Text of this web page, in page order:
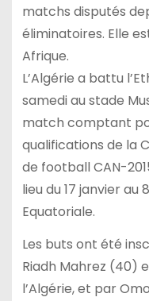
matchs disputés
éliminatoires. Elle
Afrique.
L’Algérie a battu
samedi au stade
match comptant
qualifications de la
de football CAN-
lieu du 17 janvier au
Equatoriale.
Les buts ont été
Riadh Mahrez (40)
l’Algérie, et par